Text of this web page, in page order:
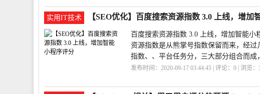
实用IT技术 【SEO优化】百度搜索资源指数 3.0 上线，增加
百度搜索资源指数 3.0 上线，增加智能小
资源指数是从熊掌号指数保留而来，经
指数、、平台任务分，三大部分组合而
发布时间：2020-09-17 03:44:45 | 评论：0 | 浏览：